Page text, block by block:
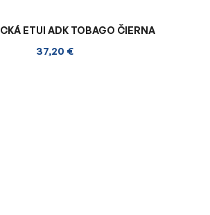
ETUI ADK TOBAGO ČIERNA
37,20 €